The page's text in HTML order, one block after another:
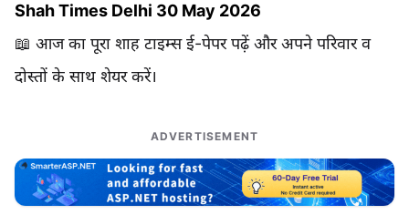
Shah Times Delhi 30 May 2026
📖 आज का पूरा शाह टाइम्स ई-पेपर पढ़ें और अपने परिवार व
दोस्तों के साथ शेयर करें।
ADVERTISEMENT